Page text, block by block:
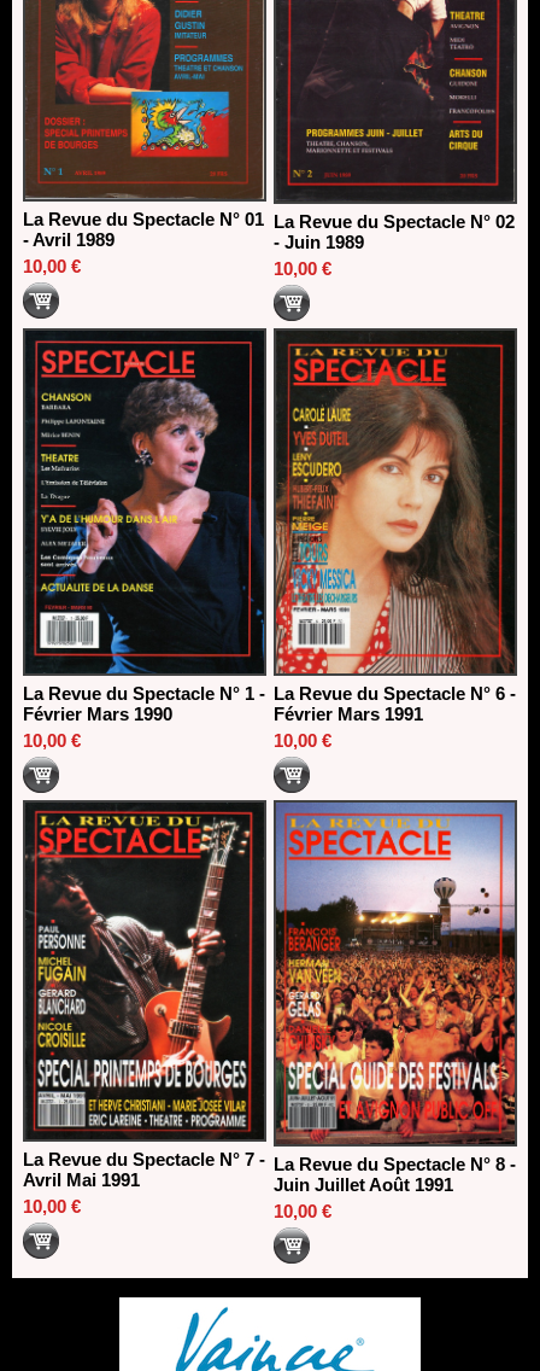
La Revue du Spectacle N° 01
- Avril 1989
10,00 €
La Revue du Spectacle N° 02
- Juin 1989
10,00 €
La Revue du Spectacle N° 1 -
Février Mars 1990
10,00 €
La Revue du Spectacle N° 6 -
Février Mars 1991
10,00 €
La Revue du Spectacle N° 7 -
Avril Mai 1991
10,00 €
La Revue du Spectacle N° 8 -
Juin Juillet Août 1991
10,00 €